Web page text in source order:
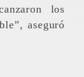
los
aseguró